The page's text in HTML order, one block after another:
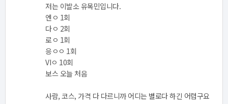
저는 이발소 유목민입니다.
엔ㅇ 1회
다ㅇ 2회
로ㅇ 1회
응ㅇㅇ 1회
VIㅇ 10회
보스 오늘 처음
사람, 코스, 가격 다 다르니까 어디는 별로다 하긴 어렵구요